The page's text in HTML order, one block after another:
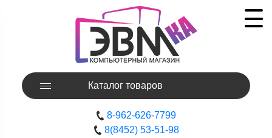
Каталог товаров
8-962-626-7799
8(8452) 53-51-98